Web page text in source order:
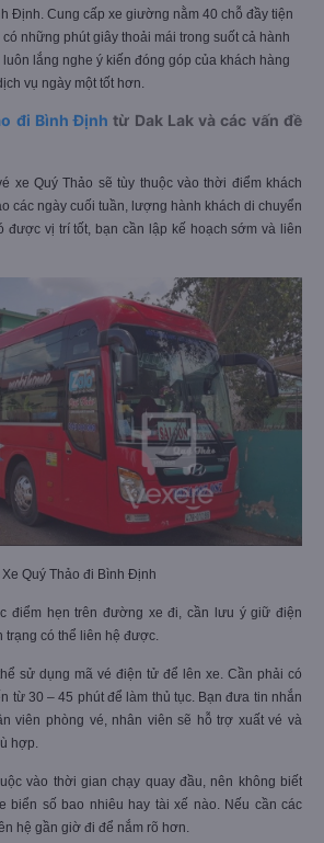
Định. Cung cấp xe giường nằm 40 chỗ đầy tiện
những phút giây thoải mái trong suốt cả hành
lắng nghe ý kiến đóng góp của khách hàng
vụ ngày một tốt hơn.
đi Bình Định từ Dak Lak và các vấn đề
xe Quý Thảo sẽ tùy thuộc vào thời điểm khách
các ngày cuối tuần, lượng hành khách di chuyển
được vị trí tốt, bạn cần lập kế hoạch sớm và liên
Xe Quý Thảo đi Bình Định
điểm hẹn trên đường xe đi, cần lưu ý giữ điện
có thể liên hệ được.
sử dụng mã vé điện tử để lên xe. Cần phải có
từ 30 – 45 phút để làm thủ tục. Bạn đưa tin nhắn
viên phòng vé, nhân viên sẽ hỗ trợ xuất vé và
hợp.
vào thời gian chạy quay đầu, nên không biết
biển số bao nhiêu hay tài xế nào. Nếu cần các
hệ gần giờ đi để nắm rõ hơn.